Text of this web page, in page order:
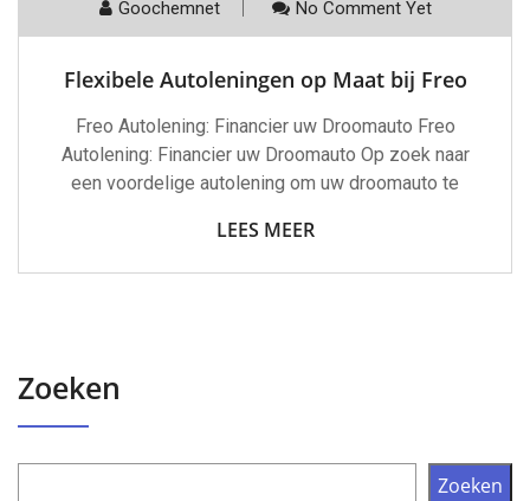
Goochemnet No Comment Yet
Flexibele Autoleningen op Maat bij Freo
Freo Autolening: Financier uw Droomauto Freo
Autolening: Financier uw Droomauto Op zoek naar
een voordelige autolening om uw droomauto te
LEES MEER
Zoeken
Zoeken